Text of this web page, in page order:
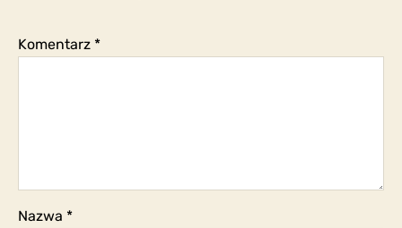
Komentarz *
Nazwa *